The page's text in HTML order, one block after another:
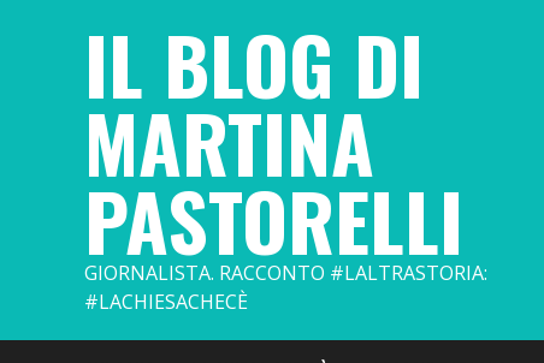
IL BLOG DI
MARTINA
PASTORELLI
GIORNALISTA. RACCONTO #LALTRASTORIA:
#LACHIESACHECÈ